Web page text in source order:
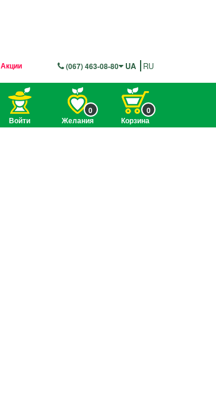
Акции (067) 463-08-80 UA RU
Войти Желания
0
Корзина
0